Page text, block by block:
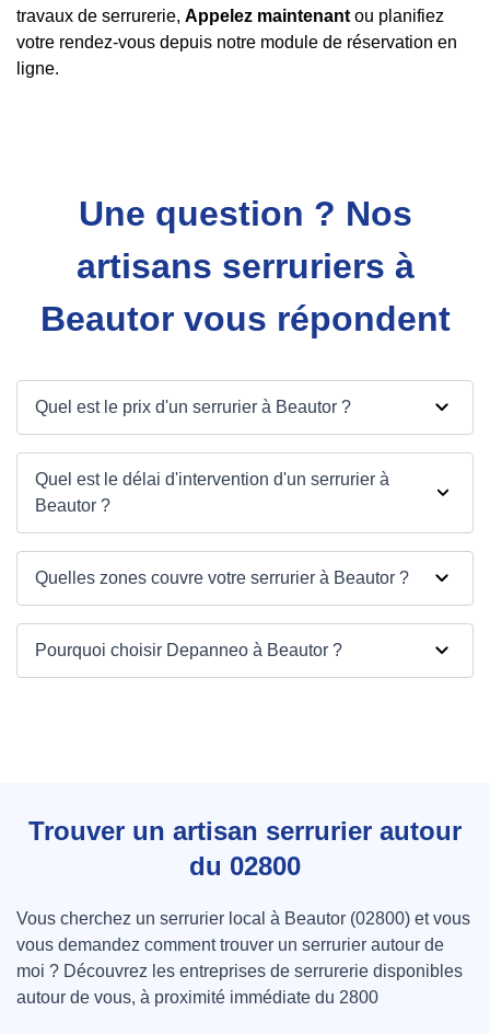
travaux de serrurerie, Appelez maintenant ou planifiez
votre rendez-vous depuis notre module de réservation en
ligne.
Une question ? Nos
artisans serruriers à
Beautor vous répondent
Quel est le prix d'un serrurier à Beautor ?
Quel est le délai d'intervention d'un serrurier à
Beautor ?
Quelles zones couvre votre serrurier à Beautor ?
Pourquoi choisir Depanneo à Beautor ?
Trouver un artisan serrurier autour
du 02800
Vous cherchez un serrurier local à Beautor (02800) et vous
vous demandez comment trouver un serrurier autour de
moi ? Découvrez les entreprises de serrurerie disponibles
autour de vous, à proximité immédiate du 2800